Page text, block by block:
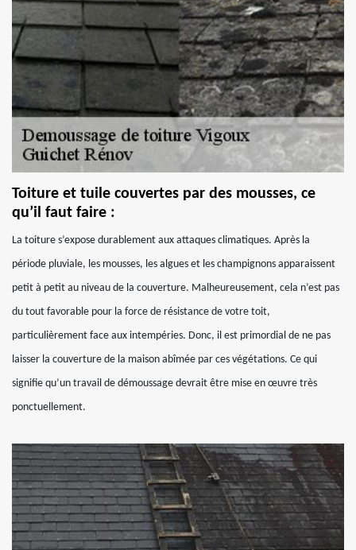
Toiture et tuile couvertes par des mousses, ce
qu’il faut faire :
La toiture s’expose durablement aux attaques climatiques. Après la
période pluviale, les mousses, les algues et les champignons apparaissent
petit à petit au niveau de la couverture. Malheureusement, cela n’est pas
du tout favorable pour la force de résistance de votre toit,
particulièrement face aux intempéries. Donc, il est primordial de ne pas
laisser la couverture de la maison abîmée par ces végétations. Ce qui
signifie qu’un travail de démoussage devrait être mise en œuvre très
ponctuellement.